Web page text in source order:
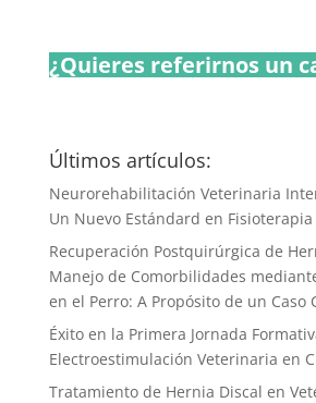
¿Quieres referirnos un
Últimos artículos:
Neurorehabilitación Veterinaria
Un Nuevo Estándard en
Recuperación Postquirúrgica de
Manejo de Comorbilidades
en el Perro: A Propósito de un Caso
Éxito en la Primera Jornada
Electroestimulación Veterinaria en
Tratamiento de Hernia Discal en